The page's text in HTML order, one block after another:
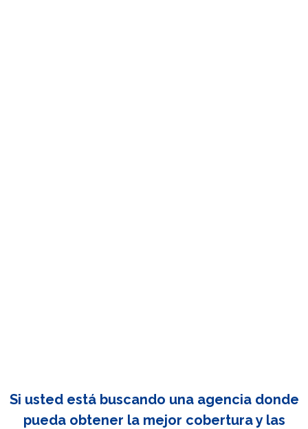
Si usted está buscando una agencia donde
pueda obtener la mejor cobertura y las